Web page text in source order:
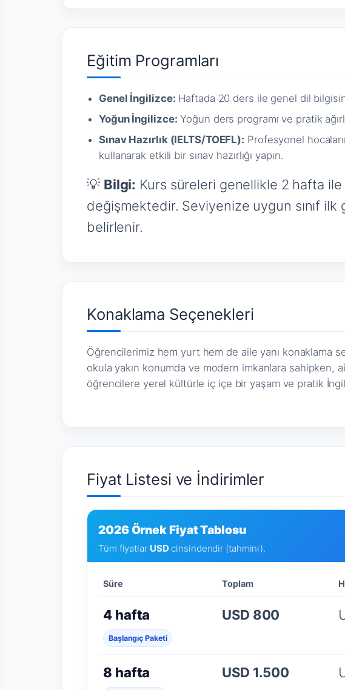
Eğitim Programları
Genel İngilizce: Haftada 20 ders ile genel dil
Yoğun İngilizce: Yoğun ders programı ve pratik
Sınav Hazırlık (IELTS/TOEFL): Profesyonel
kullanarak etkili bir sınav hazırlığı yapın.
💡 Bilgi: Kurs süreleri genellikle 2 hafta ile
değişmektedir. Seviyenize uygun sınıf ilk
belirlenir.
Konaklama Seçenekleri
Öğrencilerimiz hem yurt hem de aile yanı konaklama
okula yakın konumda ve modern imkanlara sahipken,
öğrencilere yerel kültürle iç içe bir yaşam ve pratik
Fiyat Listesi ve İndirimler
2026 Örnek Fiyat Tablosu
Tüm fiyatlar USDcinsindendir (tahmini).
Süre Toplam
4 hafta
Başlangıç Paketi
USD 800
8 hafta USD 1.500